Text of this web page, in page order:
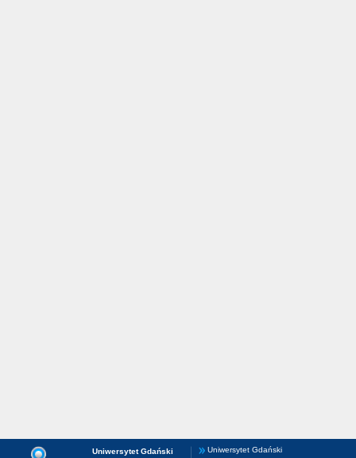
Uniwersytet Gdański Uniwersytet Gdański